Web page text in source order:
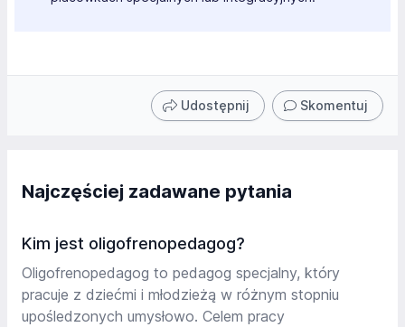
Udostępnij Skomentuj
Najczęściej zadawane pytania
Kim jest oligofrenopedagog?
Oligofrenopedagog to pedagog specjalny, który
pracuje z dziećmi i młodzieżą w różnym stopniu
upośledzonych umysłowo. Celem pracy